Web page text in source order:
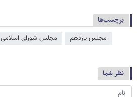
برچسب‌ها
مجلس یازدهم مجلس شورای اسلامی
نظر شما